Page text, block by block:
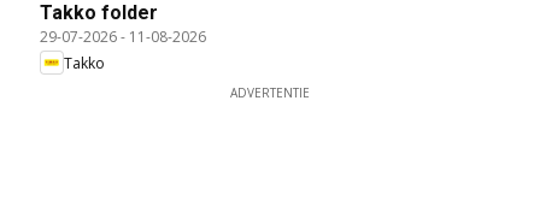
Takko folder
29-07-2026- 11-08-2026
Takko
ADVERTENTIE